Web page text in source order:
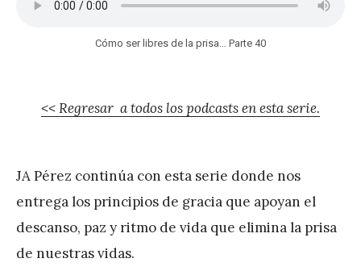
Cómo ser libres de la prisa… Parte 40
<< Regresar a todos los podcasts en esta serie.
JA Pérez continúa con esta serie donde nos
entrega los principios de gracia que apoyan el
descanso, paz y ritmo de vida que elimina la prisa
de nuestras vidas.